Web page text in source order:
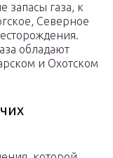
запасы газа, к
Северное
обладают
и Охотском